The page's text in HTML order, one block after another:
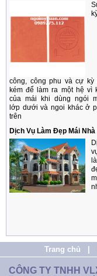
công, công phu và cự kỳ
kém để làm ra một hệ vì
của mái khi dùng ngói
lớp dưới và ngoi khác ở
trên
Dịch Vụ Làm Đẹp Mái Nhà
Trang chủ
CÔNG TY TNHH